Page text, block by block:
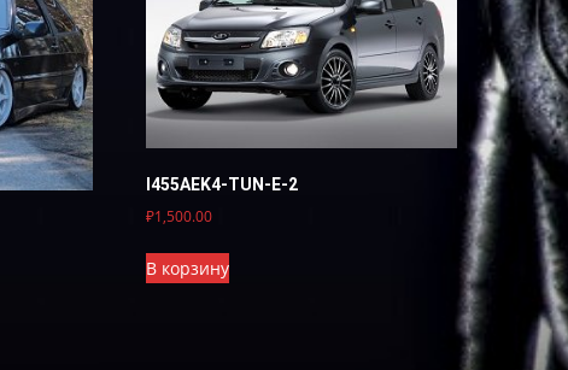
I455AEK4-TUN-E-2
₽1,500.00
В корзину